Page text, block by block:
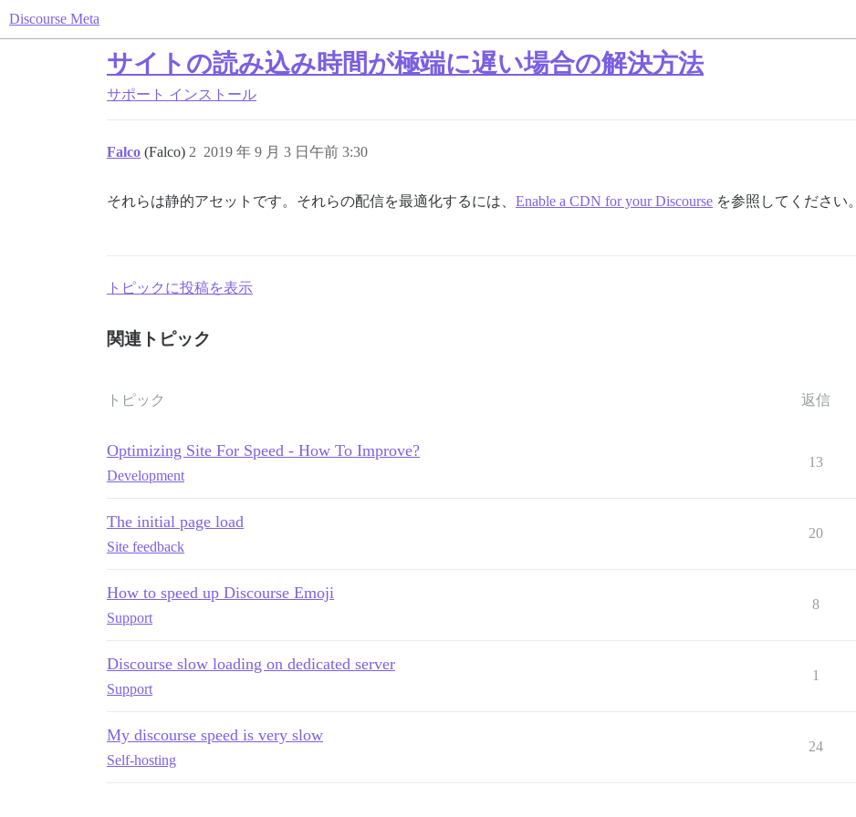
Discourse Meta
サイトの読み込み時間が極端に遅い場合の解決方法
サポート インストール
Falco (Falco) 2019 年 9 月 3 日午前 3:30
2
それらは静的アセットです。それらの配信を最適化するには、 Enable a CDN for your Discourse を参照してください。
トピックに投稿を表示
関連トピック
トピック 返信
Optimizing Site For Speed - How To Improve?
Development
13
The initial page load
Site feedback
20
How to speed up Discourse Emoji
Support
8
Discourse slow loading on dedicated server
Support
1
My discourse speed is very slow
Self-hosting
24